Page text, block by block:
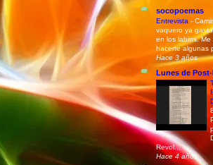
socopoemas
Entrevista -
vaquero ya
en los labios.
hacerte algunas
Hace 3 años
Lunes de
Revol...
Hace 4 años